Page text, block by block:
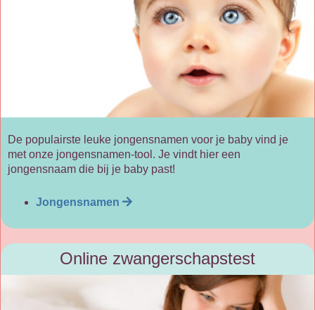
De populairste leuke jongensnamen voor je baby vind je
met onze jongensnamen-tool. Je vindt hier een
jongensnaam die bij je baby past!
Jongensnamen
Online zwangerschapstest